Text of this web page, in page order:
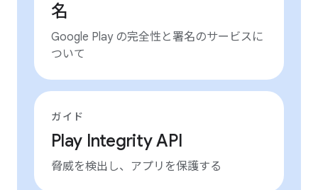
名
Google Play の完全性と署名のサービスに
ついて
ガイド
Play Integrity API
脅威を検出し、アプリを保護する